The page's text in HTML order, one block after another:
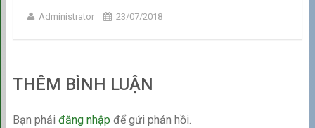
Administrator 23/07/2018
THÊM BÌNH LUẬN
Bạn phải đăng nhập để gửi phản hồi.